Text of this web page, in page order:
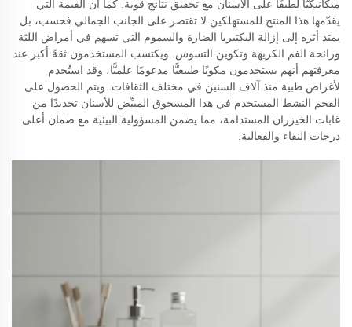
ميكانيكيًّا لطيفًا على الأسنان مع تحقيق نتائج قوية. كما أن القيمة التي
يقدّمها هذا المنتج للمستهلكين لا تقتصر على الجانب الجمالي فحسب، بل
يمتد أثره إلى إزالة البكتيريا الضارة والسموم التي تسهم في أمراض اللثة
ورائحة الفم الكريهة وتكوين التسوس. ويكتسب المستخدمون ثقةً أكبر عند
معرفتهم أنهم يستخدمون مكونًا طبيعيًّا مدعومًا علميًّا، وقد استُخدم
لأغراض طبية منذ آلاف السنين في مختلف الثقافات. ويتم الحصول على
الفحم النشط المستخدم في هذا المسحوق المبيِّض للأسنان تحديدًا من
غابات الخيزران المستدامة، مما يضمن المسؤولية البيئية مع ضمان أعلى
درجات النقاء والفعالية.